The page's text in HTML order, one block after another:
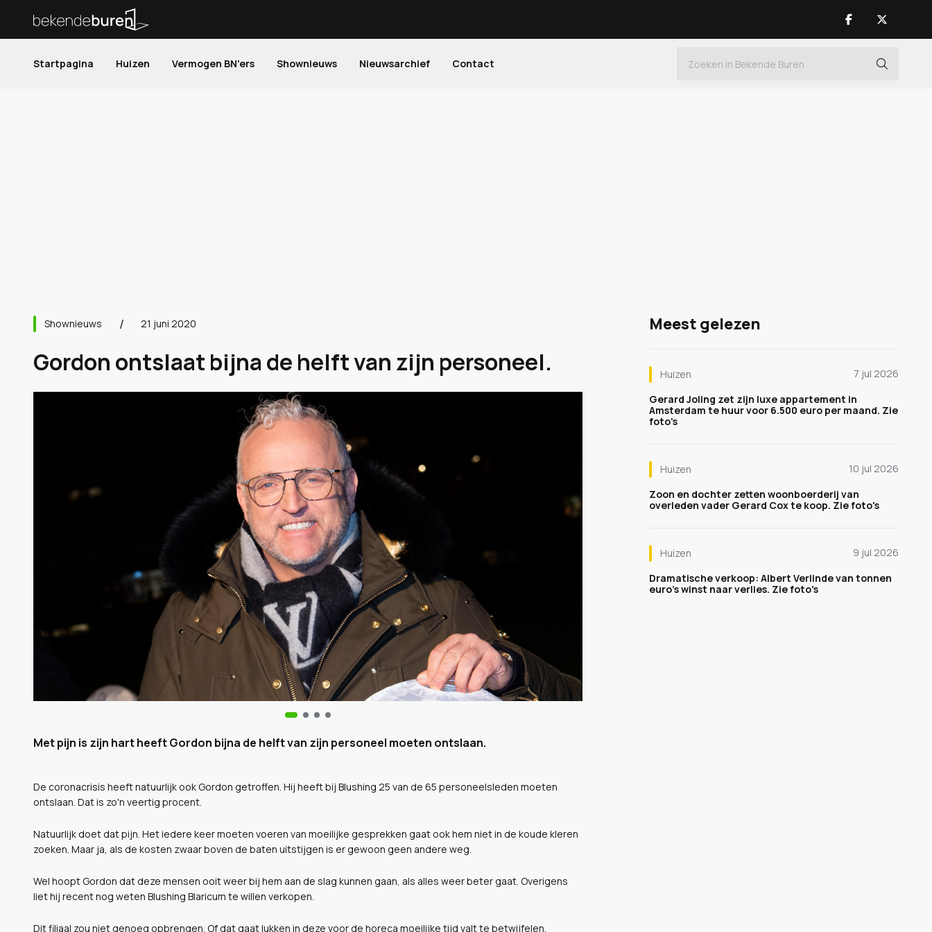
Startpagina Huizen Vermogen BN'ers Shownieuws Nieuwsarchief Contact
Shownieuws 21 juni 2020
Gordon ontslaat bijna de helft van zijn personeel.
Met pijn is zijn hart heeft Gordon bijna de helft van zijn personeel moeten ontslaan.
De coronacrisis heeft natuurlijk ook Gordon getroffen. Hij heeft bij Blushing 25 van de 65 personeelsleden moeten
ontslaan. Dat is zo'n veertig procent.
Natuurlijk doet dat pijn. Het iedere keer moeten voeren van moeilijke gesprekken gaat ook hem niet in de koude kleren
zoeken. Maar ja, als de kosten zwaar boven de baten uitstijgen is er gewoon geen andere weg.
Wel hoopt Gordon dat deze mensen ooit weer bij hem aan de slag kunnen gaan, als alles weer beter gaat. Overigens
liet hij recent nog weten Blushing Blaricum te willen verkopen.
Dit filiaal zou niet genoeg opbrengen. Of dat gaat lukken in deze voor de horeca moeilijke tijd valt te betwijfelen.
Meest gelezen
Huizen
7 jul 2026
Gerard Joling zet zijn luxe appartement in
Amsterdam te huur voor 6.500 euro per maand. Zie
foto's
Huizen
10 jul 2026
Zoon en dochter zetten woonboerderij van
overleden vader Gerard Cox te koop. Zie foto's
Huizen
9 jul 2026
Dramatische verkoop: Albert Verlinde van tonnen
euro's winst naar verlies. Zie foto's